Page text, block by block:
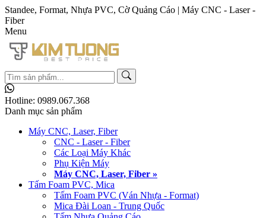
Standee, Format, Nhựa PVC, Cờ Quảng Cáo | Máy CNC - Laser -
Fiber
Menu
Hotline: 0989.067.368
Danh mục sản phẩm
Máy CNC, Laser, Fiber
CNC - Laser - Fiber
Các Loại Máy Khác
Phụ Kiện Máy
Máy CNC, Laser, Fiber »
Tấm Foam PVC, Mica
Tấm Foam PVC (Ván Nhựa - Format)
Mica Đài Loan - Trung Quốc